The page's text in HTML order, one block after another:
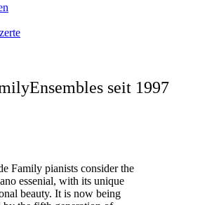
Ensembles seit 1997
Family pianists consider the
essenial, with its unique
beauty. It is now being